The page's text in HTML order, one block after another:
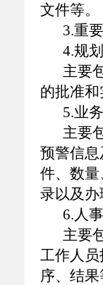
文件等。
3.重
4.规
主要
的批准
5.业
主要
预警信
件、数
录以及
6.人
主要
工作人
序、结